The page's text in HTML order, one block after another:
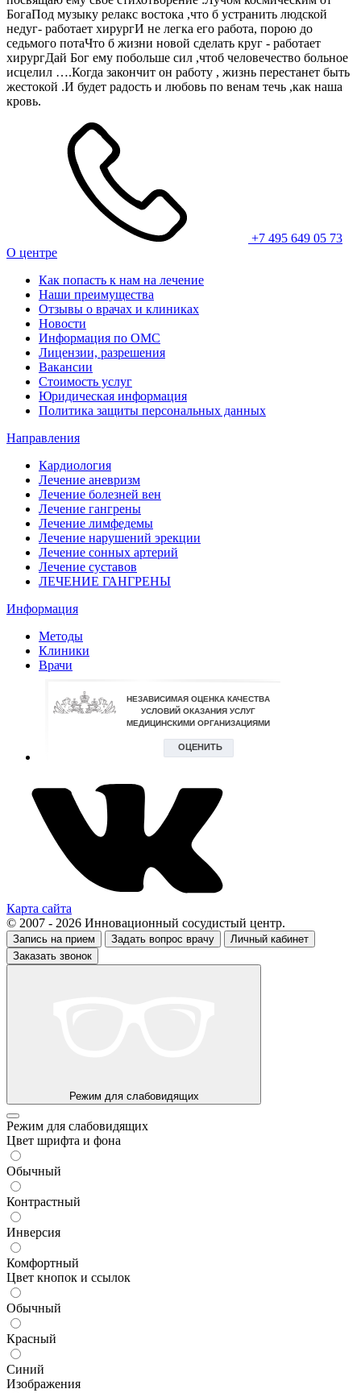
БогаПод музыку релакс востока ,что б устранить людской
недуг- работает хирургИ не легка его работа, порою до
седьмого потаЧто б жизни новой сделать круг - работает
хирургДай Бог ему побольше сил ,чтоб человечество больное
исцелил ….Когда закончит он работу , жизнь перестанет быть
жестокой .И будет радость и любовь по венам течь ,как наша
кровь.
+7 495 649 05 73
О центре
Как попасть к нам на лечение
Наши преимущества
Отзывы о врачах и клиниках
Новости
Информация по ОМС
Лицензии, разрешения
Вакансии
Стоимость услуг
Юридическая информация
Политика защиты персональных данных
Направления
Кардиология
Лечение аневризм
Лечение болезней вен
Лечение гангрены
Лечение лимфедемы
Лечение нарушений эрекции
Лечение сонных артерий
Лечение суставов
ЛЕЧЕНИЕ ГАНГРЕНЫ
Информация
Методы
Клиники
Врачи
Карта сайта
© 2007 - 2026 Инновационный сосудистый центр.
Запись на прием Задать вопрос врачу
Личный кабинет
Заказать звонок
Режим для слабовидящих
Режим для слабовидящих
Цвет шрифта и фона
Обычный
Контрастный
Инверсия
Комфортный
Цвет кнопок и ссылок
Обычный
Красный
Синий
Изображения